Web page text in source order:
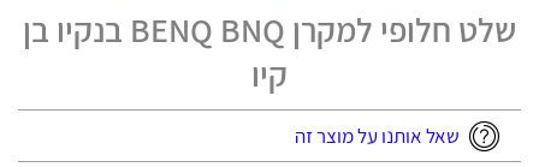
שלט חלופי למקרן BENQ BNQ בנקיו בן
קיו
שאל אותנו על מוצר זה